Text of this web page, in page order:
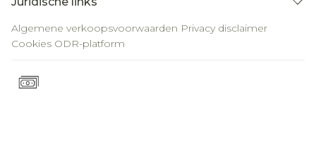
Algemene verkoopsvoorwaarden Privacy disclaimer
Cookies ODR-platform